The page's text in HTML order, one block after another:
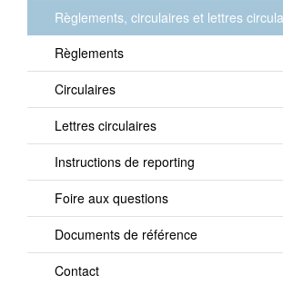
Règlements, circulaires et lettres
Règlements
Circulaires
Lettres circulaires
Instructions de reporting
Foire aux questions
Documents de référence
Contact